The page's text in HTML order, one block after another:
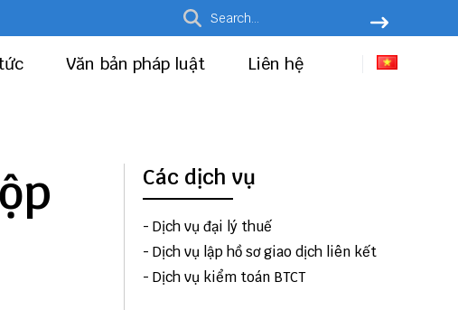
Văn bản pháp luật Liên hệ
Các dịch vụ
- Dịch vụ đại lý thuế
- Dịch vụ lập hồ sơ giao dịch liên kết
- Dịch vụ kiểm toán BTCT